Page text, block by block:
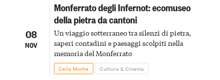
08
NOV
Monferrato degli Infernot: ecomuseo
della pietra da cantoni
Un viaggio sotterraneo tra silenzi di pietra,
saperi contadini e paesaggi scolpiti nella
memoria del Monferrato
Cella Monte Cultura & Cinema